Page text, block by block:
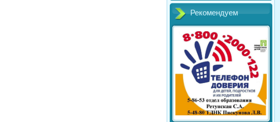
Рекомендуем